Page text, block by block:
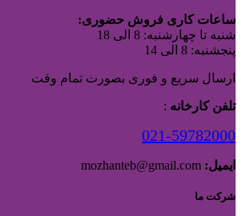
ساعات کاری فروش حضوری:
شنبه تا چهارشنبه: 8 الی 18
پنجشنبه: 8 الی 14
ارسال سریع و فوری بصورت تمام وقت
تلفن کارخانه :
021-59782000
ایمیل:
شرکت ما